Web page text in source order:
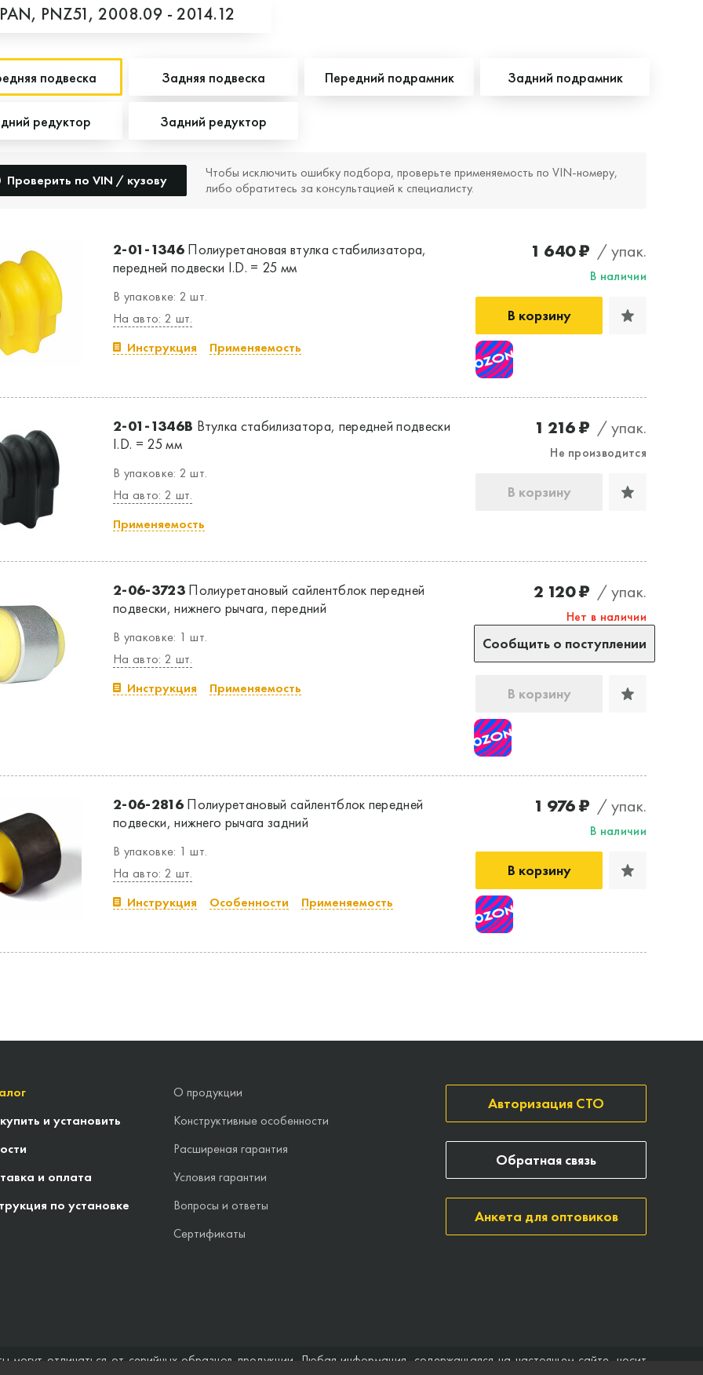
PNZ51, 2008.09 - 2014.12
подвеска Задняя подвеска Передний подрамник Задний подрамник
редуктор Задний редуктор
Проверить по VIN / кузову
Чтобы исключить ошибку подбора, проверьте применяемость по VIN‑номеру,
либо обратитесь за консультацией к специалисту.
2-01-1346Полиуретановая втулка стабилизатора,
передней подвески I.D. = 25 мм
В упаковке: 2 шт.
На авто: 2 шт.
Инструкция
Применяемость
1 640 ₽ / упак.
В наличии
В корзину
2-01-1346B Втулка стабилизатора, передней подвески
I.D. = 25 мм
В упаковке: 2 шт.
На авто: 2 шт.
Применяемость
1 216 ₽ / упак.
Не производится
В корзину
2-06-3723Полиуретановый сайлентблок передней
подвески, нижнего рычага, передний
В упаковке: 1 шт.
На авто: 2 шт.
Инструкция
Применяемость
2 120 ₽ / упак.
Нет в наличии
Сообщить о поступлении
В корзину
2-06-2816Полиуретановый сайлентблок передней
подвески, нижнего рычага задний
В упаковке: 1 шт.
На авто: 2 шт.
Инструкция
Особенности Применяемость
1 976 ₽ / упак.
В наличии
В корзину
и установить
и оплата
по установке
О продукции
Конструктивные особенности
Расширеная гарантия
Условия гарантии
Вопросы и ответы
Сертификаты
Авторизация СТО
Анкета для оптовиков
Обратная связь
могут отличаться от серийных образцов продукции. Любая информация, содержащаяся на настоящем сайте, носит